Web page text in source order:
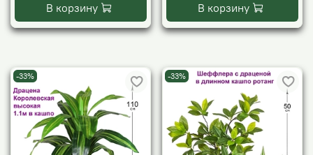
В корзину В корзину
-33% -33%